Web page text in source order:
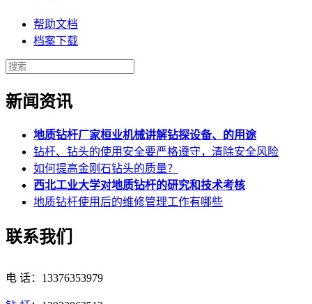
帮助文档
档案下载
新闻资讯
地质钻杆厂家桓业机械讲解钻探设备、的用途
钻杆、钻头的使用安全要严格遵守，清除安全风险
如何提高金刚石钻头的质量？
西北工业大学对地质钻杆的研究和技术考核
地质钻杆使用后的维修管理工作有哪些
联系我们
电 话：13376353979